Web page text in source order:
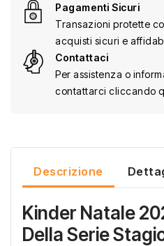
Pagamenti Sicuri
Transazioni protette
acquisti sicuri e
Contattaci
Per assistenza o
contattarci cliccando
Descrizione
Kinder Natale
Della Serie